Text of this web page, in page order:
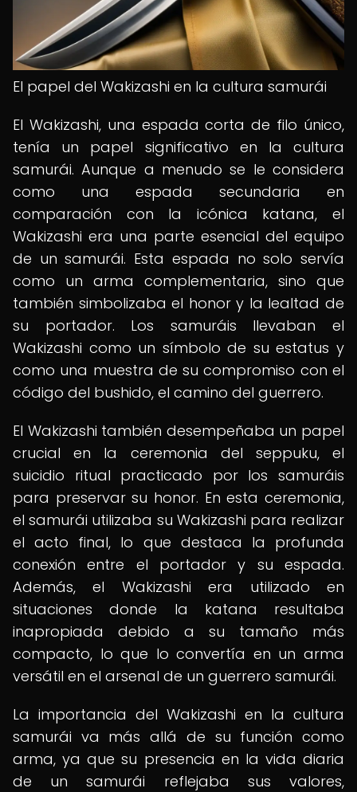
El papel del Wakizashi en la cultura samurái
El Wakizashi, una espada corta de filo único,
tenía un papel significativo en la cultura
samurái. Aunque a menudo se le considera
como una espada secundaria en
comparación con la icónica katana, el
Wakizashi era una parte esencial del equipo
de un samurái. Esta espada no solo servía
como un arma complementaria, sino que
también simbolizaba el honor y la lealtad de
su portador. Los samuráis llevaban el
Wakizashi como un símbolo de su estatus y
como una muestra de su compromiso con el
código del bushido, el camino del guerrero.
El Wakizashi también desempeñaba un papel
crucial en la ceremonia del seppuku, el
suicidio ritual practicado por los samuráis
para preservar su honor. En esta ceremonia,
el samurái utilizaba su Wakizashi para realizar
el acto final, lo que destaca la profunda
conexión entre el portador y su espada.
Además, el Wakizashi era utilizado en
situaciones donde la katana resultaba
inapropiada debido a su tamaño más
compacto, lo que lo convertía en un arma
versátil en el arsenal de un guerrero samurái.
La importancia del Wakizashi en la cultura
samurái va más allá de su función como
arma, ya que su presencia en la vida diaria
de un samurái reflejaba sus valores,